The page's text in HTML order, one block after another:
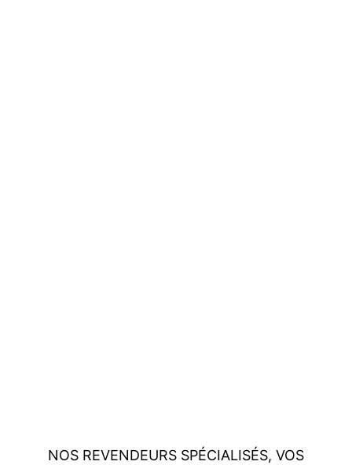
NOS REVENDEURS SPÉCIALISÉS, VOS